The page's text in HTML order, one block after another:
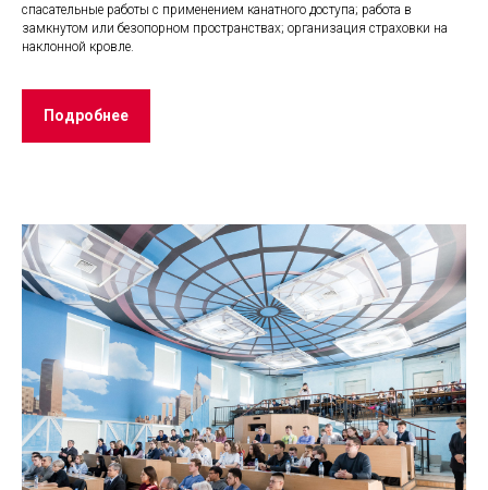
спасательные работы с применением канатного доступа; работа в
замкнутом или безопорном пространствах; организация страховки на
наклонной кровле.
Подробнее